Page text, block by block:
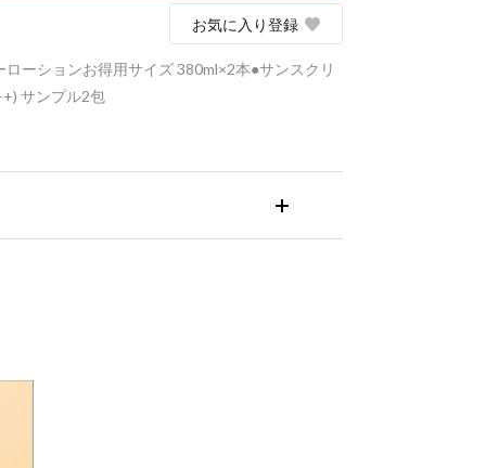
お気に入り登録
ーションお得用サイズ 380ml×2本●サンスクリ
サンプル2包